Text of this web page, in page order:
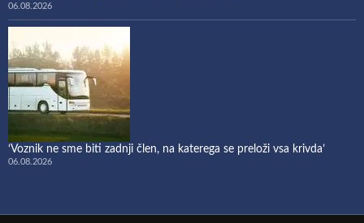
06.08.2026
‘Voznik ne sme biti zadnji člen, na katerega se preloži vsa krivda’
06.08.2026